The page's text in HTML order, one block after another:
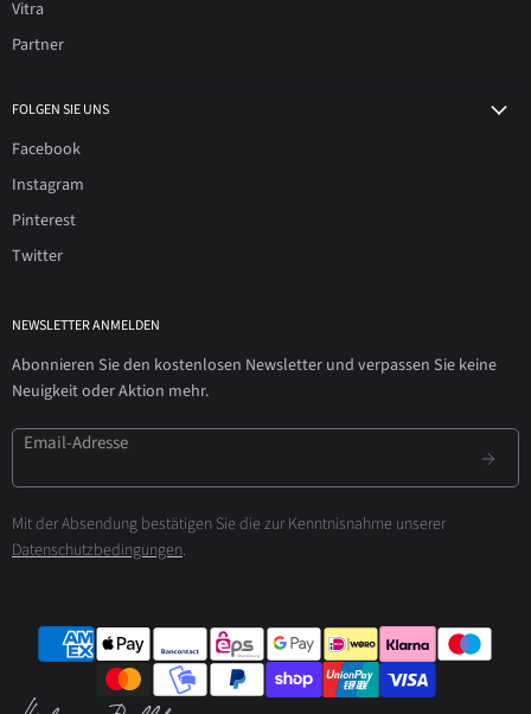
Vitra
Partner
FOLGEN SIE UNS
Facebook
Instagram
Pinterest
Twitter
NEWSLETTER ANMELDEN
Abonnieren Sie den kostenlosen Newsletter und verpassen Sie keine
Neuigkeit oder Aktion mehr.
Email-Adresse
Mit der Absendung bestätigen Sie die zur Kenntnisnahme unserer
Datenschutzbedingungen.